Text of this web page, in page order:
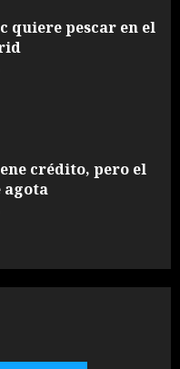
quiere pescar en el
crédito, pero el
agota